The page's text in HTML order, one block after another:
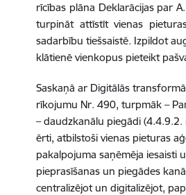
rīcības plāna Deklarācijas par
turpināt attīstīt vienas
sadarbību tiešsaistē. Izpildot
klātienē vienkopus pieteikt
Saskaņā ar Digitālās
rīkojumu Nr. 490, turpmāk –
– daudzkanālu piegādi
ērti, atbilstoši vienas pieturas
pakalpojuma saņēmēja iesaisti
pieprasīšanas un piegādes
centralizējot un digitalizējot,